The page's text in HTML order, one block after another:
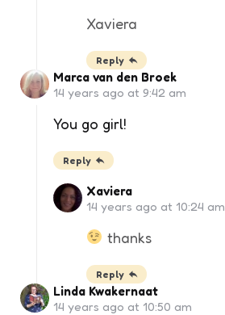
Xaviera
Reply
Marca van den Broek
14 years ago at 9:42 am
You go girl!
Reply
Xaviera
14 years ago at 10:24 am
thanks
Reply
Linda Kwakernaat
14 years ago at 10:50 am